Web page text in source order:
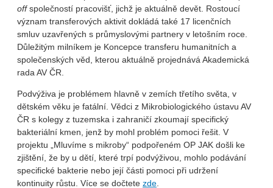
offspolečností pracovišť, jichž je aktuálně devět. Rostoucí
význam transferových aktivit dokládá také 17 licenčních
smluv uzavřených s průmyslovými partnery v letošním roce.
Důležitým milníkem je Koncepce transferu humanitních a
společenských věd, kterou aktuálně projednává Akademická
rada AV ČR.
Podvýživa je problémem hlavně v zemích třetího světa, v
dětském věku je fatální. Vědci z Mikrobiologického ústavu AV
ČR s kolegy z tuzemska i zahraničí zkoumají specifický
bakteriální kmen, jenž by mohl problém pomoci řešit. V
projektu „Mluvíme s mikroby“ podpořeném OP JAK došli ke
zjištění, že by u dětí, které trpí podvýživou, mohlo podávání
specifické bakterie nebo její části pomoci při udržení
kontinuity růstu. Více se dočtete zde